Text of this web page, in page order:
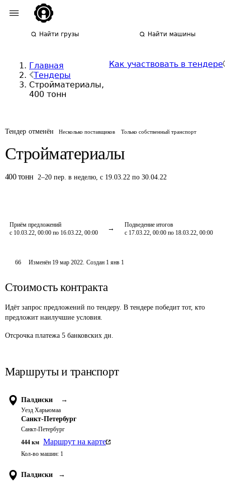
Найти грузы Найти машины
Главная
Тендеры
Стройматериалы,
400 тонн
Как участвовать в тендере
Тендер отменён Несколько поставщиков Только собственный транспорт
Стройматериалы
400 тонн 2–20 пер. в неделю, с 19.03.22 по 30.04.22
Приём предложений
с 10.03.22, 00:00 по 16.03.22, 00:00
Подведение итогов
с 17.03.22, 00:00 по 18.03.22, 00:00
66 Изменён 19 мар 2022. Создан 1 янв 1
Стоимость контракта
Идёт запрос предложений по тендеру. В тендере победит тот, кто
предложит наилучшие условия.
Отсрочка платежа 5 банковских дн.
Маршруты и транспорт
Палдиски →
Уезд Харьюмаа
Санкт-Петербург
Санкт-Петербург
444 км Маршрут на карте
Кол-во машин: 1
Палдиски →